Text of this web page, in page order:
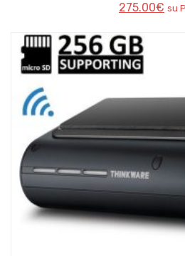
275.00€ su